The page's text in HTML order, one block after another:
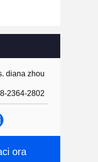
diana zhou
2364-2802
ora